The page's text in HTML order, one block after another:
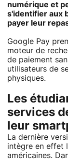
numérique et
s'identifier aux
payer leur
Google Pay
moteur de
de paiement
utilisateurs de
physiques.
Les
services
leur
La dernière
intègre en effet
américaines.